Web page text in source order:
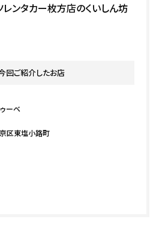
レンタカー枚方店のくいしん坊
回ご紹介したお店
ーベ
区東塩小路町